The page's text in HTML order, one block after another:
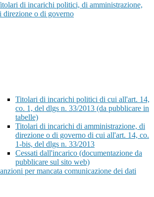
di incarichi politici, di amministrazione,
direzione o di governo
Titolari di incarichi politici di cui all'art. 14,
co. 1, del dlgs n. 33/2013 (da pubblicare in
tabelle)
Titolari di incarichi di amministrazione, di
direzione o di governo di cui all'art. 14, co.
1-bis, del dlgs n. 33/2013
Cessati dall'incarico (documentazione da
pubblicare sul sito web)
per mancata comunicazione dei dati